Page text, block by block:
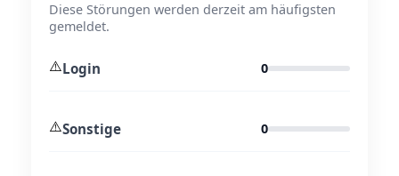
Diese Störungen werden derzeit am häufigsten
gemeldet.
⚠️Login 0
⚠️Sonstige 0